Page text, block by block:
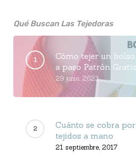
Qué Buscan Las Tejedoras
Cómo tejer un
a paso Patrón Gratis
29 junio, 2023
Cuánto se cobra
tejidos a mano
21 septiembre, 2017